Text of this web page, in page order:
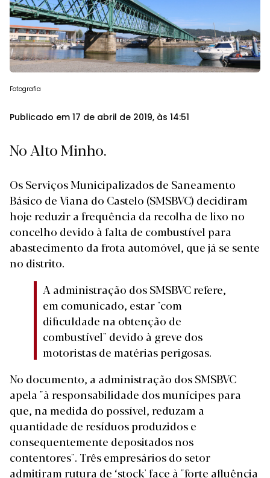
Fotografia
Publicado em 17 de abril de 2019, às 14:51
No Alto Minho.
Os Serviços Municipalizados de Saneamento
Básico de Viana do Castelo (SMSBVC) decidiram
hoje reduzir a frequência da recolha de lixo no
concelho devido à falta de combustível para
abastecimento da frota automóvel, que já se sente
no distrito.
A administração dos SMSBVC refere,
em comunicado, estar "com
dificuldade na obtenção de
combustível" devido à greve dos
motoristas de matérias perigosas.
No documento, a administração dos SMSBVC
apela "à responsabilidade dos munícipes para
que, na medida do possível, reduzam a
quantidade de resíduos produzidos e
consequentemente depositados nos
contentores". Três empresários do setor
admitiram rutura de ‘stock' face à "forte afluência